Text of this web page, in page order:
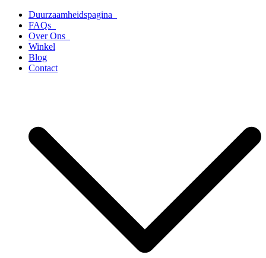
naar
inhoud
Duurzaamheidspagina
FAQs
Over Ons
Winkel
Blog
Contact